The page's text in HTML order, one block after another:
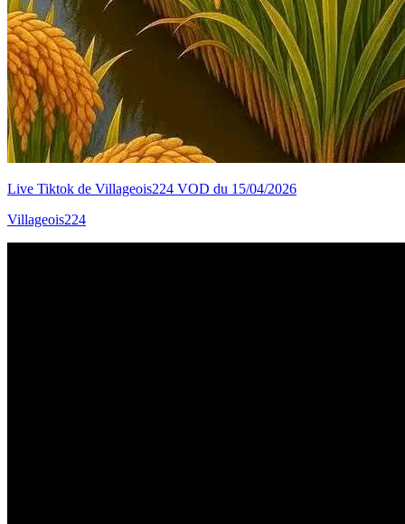
Live Tiktok de Villageois224 VOD du 15/04/2026
Villageois224